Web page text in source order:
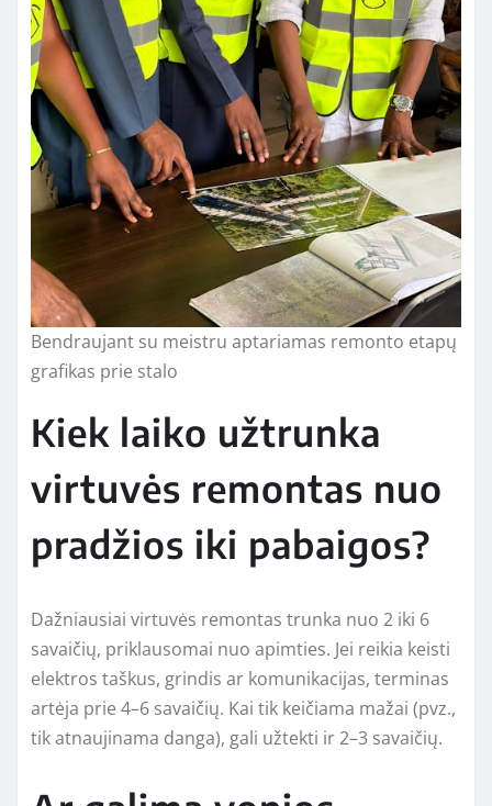
Bendraujant su meistru aptariamas remonto etapų
grafikas prie stalo
Kiek laiko užtrunka
virtuvės remontas nuo
pradžios iki pabaigos?
Dažniausiai virtuvės remontas trunka nuo 2 iki 6
savaičių, priklausomai nuo apimties. Jei reikia keisti
elektros taškus, grindis ar komunikacijas, terminas
artėja prie 4–6 savaičių. Kai tik keičiama mažai (pvz.,
tik atnaujinama danga), gali užtekti ir 2–3 savaičių.